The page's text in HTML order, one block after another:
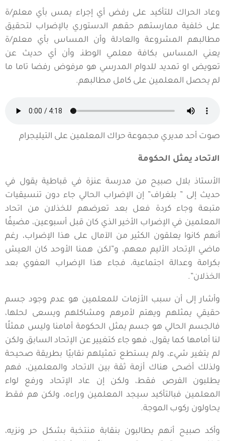
وعاد الحراك للتأكيد على رفض أي إجراء يمس بأي معلم/ة
على خلفية ممارستهم حقهم الدستوري بالإضراب لتحقيق
مطالبهم المشروعة والعادلة وأن المساس بأي معلم/ة
يعني المساس بكافة معلمي الوطنـ وأن أي حديث عن
تعويض او تمديد للدوام المدرسي هو مرفوض رفضا تاما ما
لم يحصل المعلمين على كامل مطالبهم.
صوت أحد مديري مجموعة حراك المعلمين على التيليجرام
الاتحاد يمثل الحكومة
الأستاذ بلال صبيح من مدرسة عنزة في قباطية يقول في
حديث إلى ” بلغراف” إن الإضراب الحالي جاء دون تنسيقيات
متبعة وجاء كردة فعل بعد تعرضهم للخذلان من اتحاد
المعلمين في الإضراب الأخير الذي كان قبل أسبوعين، مضيفًا
أنهم كانوا يعلقون الكثير من الآمال على هذا الإضراب، رغم
ماضي الإتحاد الأليم معهم، و”لكن همنا الأوحد كان العيش
بكرامة وعدالة اجتماعية، فجاء هذا الإضراب العفوي بعد
الخذلان”.
وأشار إلى أن سبب الأزمات للمعلمين هو عدم وجود جسم
حقيقي يمثلهم ويهتم لأمرهم ومشاكلهم ويسعى لحلها،
فالجسم الحالي هو جسم يمثل الحكومة أمامنا وليس ممثلًا
لنا أمامها كما يقول، فهو جاء كتغيير عن الإتحاد السابق ولكن
لم يتغير شيء، ولم يستطع تمثيلهم نقابيًا بطريقة صحيحة
ولذلك أضحى هناك أزمة ثقة بين الاتحاد والمعلمين، فهم
يطلبون الفرص فقط، ولكن إن عاد الإتحاد ورفع لواء
المعلمين فبالتأكيد سيجد المعلمين وراءه، ولكن هم فقط
يحاولون ركوب الموجة.
وأكد صبيح أنهم يطالبون بنقابة منتخبة بشكل حر ونزيه،